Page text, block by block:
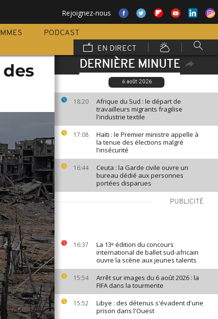
Rejoignez-nous
PODCAST
EN DIRECT
DERNIÈRE MINUTE
6 août 2026
18:20
Afrique du Sud : le départ de
travailleurs migrants fragilise
l'industrie textile
17:08
Haïti : le Premier ministre appelle à
la tenue des élections malgré
l'insécurité
16:44
Ceuta : la Garde civile ouvre un
bureau dédié aux personnes
portées disparues
PUBLICITÉ
16:37
La 13ᵉ édition du concours
international de ballet sud-africain
ouvre la scène aux jeunes talents
15:54
Arrêt sur images du 6 août 2026 : la
FIFA dans la tourmente
15:52
Libye : des détenus s'évadent d'une
prison dans l'Ouest